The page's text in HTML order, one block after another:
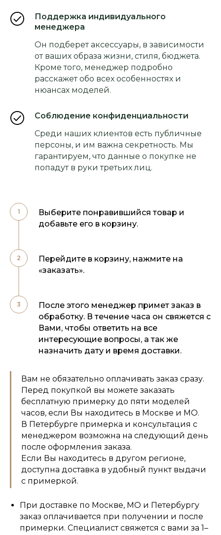
Поддержка индивидуального
менеджера
Он подберет аксессуары, в зависимости
от ваших образа жизни, стиля, бюджета.
Кроме того, менеджер подробно
расскажет обо всех особенностях и
нюансах моделей.
Соблюдение конфиденциальности
Среди наших клиентов есть публичные
персоны, и им важна секретность. Мы
гарантируем, что данные о покупке не
попадут в руки третьих лиц.
Выберите понравившийся товар и
добавьте его в корзину.
Перейдите в корзину, нажмите на
«заказать».
После этого менеджер примет заказ в
обработку. В течение часа он свяжется с
Вами, чтобы ответить на все
интересующие вопросы, а так же
назначить дату и время доставки.
Вам не обязательно оплачивать заказ сразу.
Перед покупкой вы можете заказать
бесплатную примерку до пяти моделей
часов, если Вы находитесь в Москве и МО.
В Петербурге примерка и консультация с
менеджером возможна на следующий день
после оформления заказа.
Если Вы находитесь в другом регионе,
доступна доставка в удобный пункт выдачи
с примеркой.
При доставке по Москве, МО и Петербургу
заказ оплачивается при получении и после
примерки. Специалист свяжется с вами за 1–